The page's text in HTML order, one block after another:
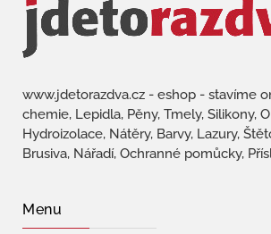
www.jdetorazdva.cz - eshop - stavíme
chemie, Lepidla, Pěny, Tmely, Silikony,
Hydroizolace, Nátěry, Barvy, Lazury,
Brusiva, Nářadí, Ochranné pomůcky,
Menu